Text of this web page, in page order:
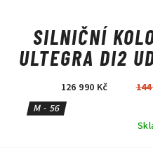
SILNIČNÍ
ULTEGRA DI2
RED
126 990 Kč
M - 56